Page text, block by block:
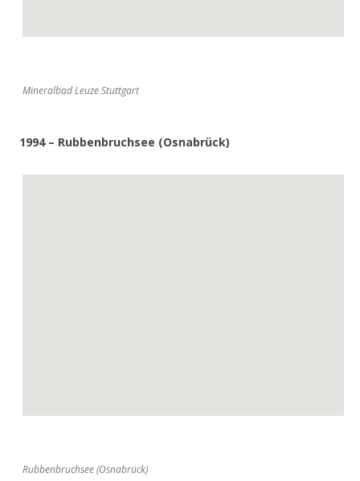
Mineralbad Leuze Stuttgart
1994 – Rubbenbruchsee (Osnabrück)
Rubbenbruchsee (Osnabrück)